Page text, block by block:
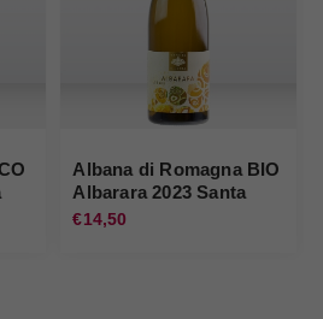
Albana di Romagna BIO
Albarara 2023 Santa
Lucia
€14,50